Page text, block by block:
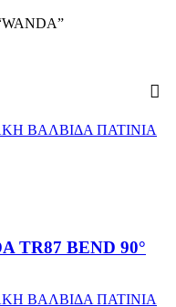
TR87 BEND 90°